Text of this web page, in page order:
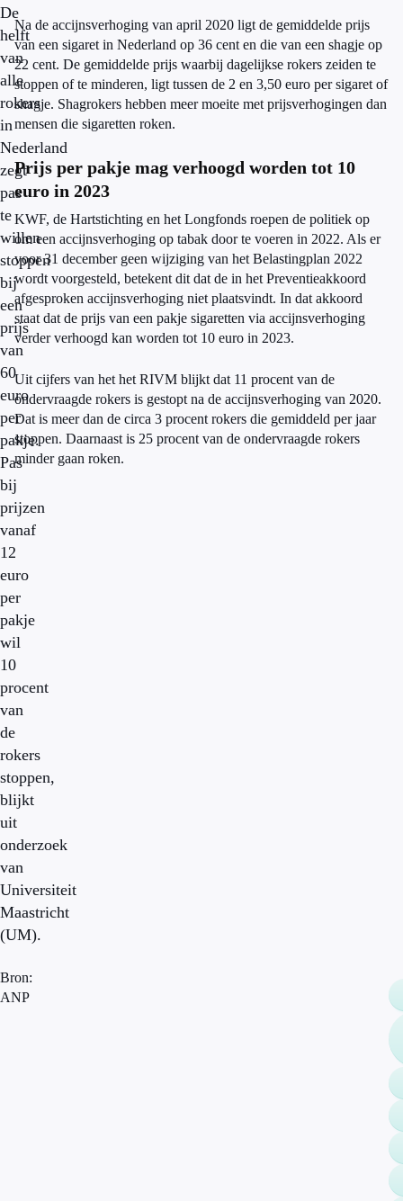
De
helft
van
alle
rokers
in
Nederland
zegt
pas
te
willen
stoppen
bij
een
prijs
van
60
euro
per
pakje.
Pas
bij
prijzen
vanaf
12
euro
per
pakje
wil
10
procent
van
de
rokers
stoppen,
blijkt
uit
onderzoek
van
Universiteit
Maastricht
(UM).
Na de accijnsverhoging van april 2020 ligt de gemiddelde prijs
van een sigaret in Nederland op 36 cent en die van een shagje op
22 cent. De gemiddelde prijs waarbij dagelijkse rokers zeiden te
stoppen of te minderen, ligt tussen de 2 en 3,50 euro per sigaret of
shagje. Shagrokers hebben meer moeite met prijsverhogingen dan
mensen die sigaretten roken.
Prijs per pakje mag verhoogd worden tot 10
euro in 2023
KWF, de Hartstichting en het Longfonds roepen de politiek op
om een accijnsverhoging op tabak door te voeren in 2022. Als er
voor 31 december geen wijziging van het Belastingplan 2022
wordt voorgesteld, betekent dit dat de in het Preventieakkoord
afgesproken accijnsverhoging niet plaatsvindt. In dat akkoord
staat dat de prijs van een pakje sigaretten via accijnsverhoging
verder verhoogd kan worden tot 10 euro in 2023.
Uit cijfers van het het RIVM blijkt dat 11 procent van de
ondervraagde rokers is gestopt na de accijnsverhoging van 2020.
Dat is meer dan de circa 3 procent rokers die gemiddeld per jaar
stoppen. Daarnaast is 25 procent van de ondervraagde rokers
minder gaan roken.
Bron:
ANP